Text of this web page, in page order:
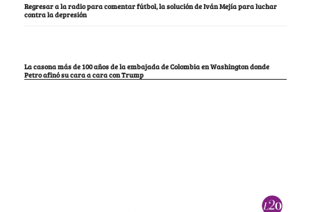
Regresar a la radio para comentar fútbol, la solución de Iván Mejía para luchar
contra la depresión
La casona más de 100 años de la embajada de Colombia en Washington donde
Petro afinó su cara a cara con Trump